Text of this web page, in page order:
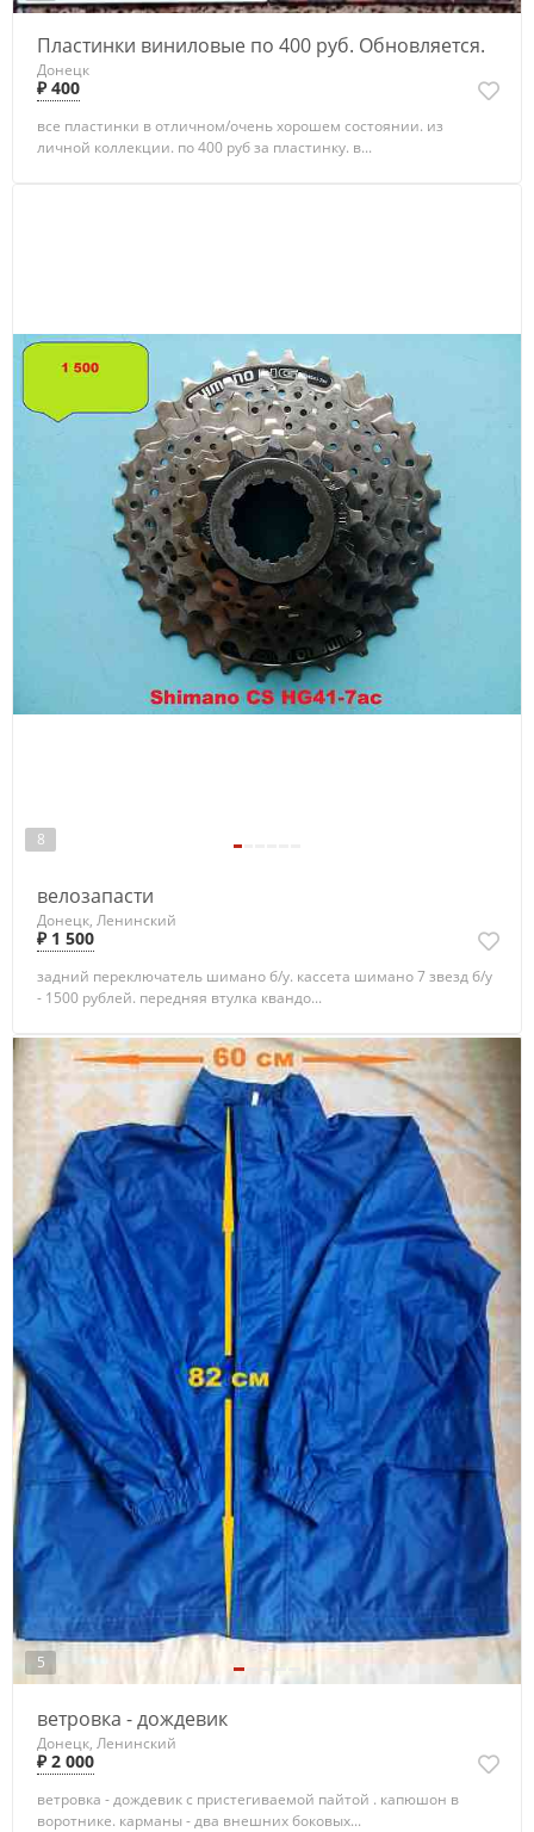
Пластинки виниловые по 400 руб. Обновляется.
Донецк
₽ 400
все пластинки в отличном/очень хорошем состоянии. из
личной коллекции. по 400 руб за пластинку. в...
8
велозапасти
Донецк, Ленинский
₽ 1 500
задний переключатель шимано б/у. кассета шимано 7 звезд б/у
- 1500 рублей. передняя втулка квандо...
5
ветровка - дождевик
Донецк, Ленинский
₽ 2 000
ветровка - дождевик с пристегиваемой пайтой . капюшон в
воротнике. карманы - два внешних боковых...